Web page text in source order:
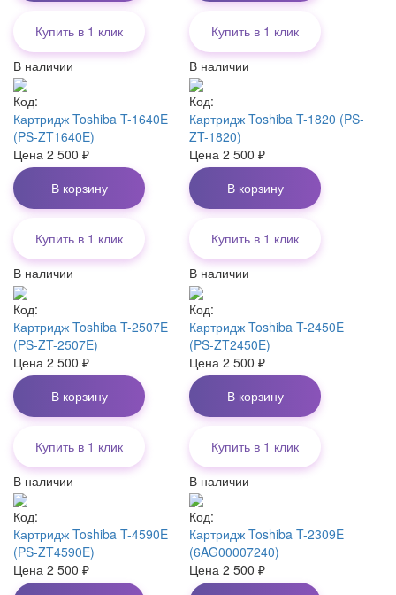
Купить в 1 клик
Купить в 1 клик
В наличии
Код:
Картридж Toshiba T-1640E
(PS-ZT1640E)
Цена 2 500 ₽
В корзину
Купить в 1 клик
В наличии
Код:
Картридж Toshiba T-1820 (PS-
ZT-1820)
Цена 2 500 ₽
В корзину
Купить в 1 клик
В наличии
Код:
Картридж Toshiba T-2507E
(PS-ZT-2507E)
Цена 2 500 ₽
В корзину
Купить в 1 клик
В наличии
Код:
Картридж Toshiba T-2450E
(PS-ZT2450E)
Цена 2 500 ₽
В корзину
Купить в 1 клик
В наличии
Код:
Картридж Toshiba T-4590E
(PS-ZT4590E)
Цена 2 500 ₽
В наличии
Код:
Картридж Toshiba T-2309E
(6AG00007240)
Цена 2 500 ₽